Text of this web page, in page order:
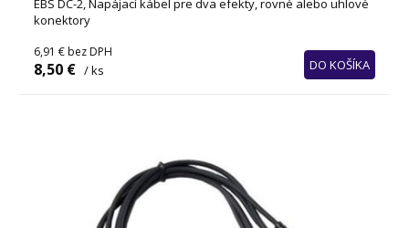
EBS DC-2, Napájací kábel pre dva efekty, rovné alebo uhlové
konektory
6,91 € bez DPH
8,50 € / ks DO KOŠÍKA